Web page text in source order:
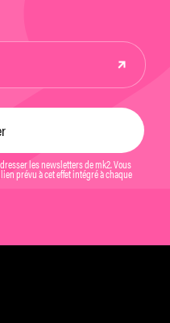
les newsletters de mk2. Vous
prévu à cet effet intégré à chaque